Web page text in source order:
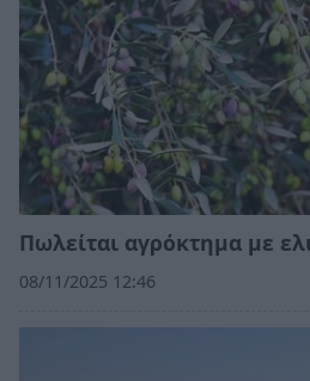
Πωλείται αγρόκτημα με
08/11/2025 12:46